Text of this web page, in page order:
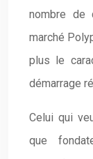
nombre de
marché
plus le
démarrage
Celui qui
que